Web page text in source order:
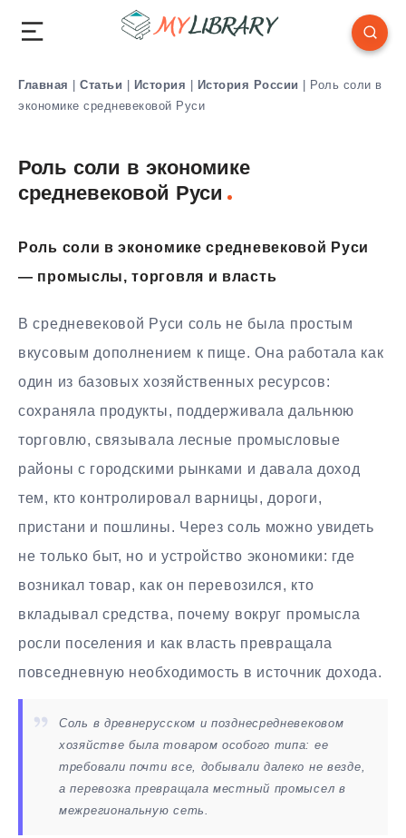
Главная | Статьи | История | История России | Роль соли в
экономике средневековой Руси
Роль соли в экономике
средневековой Руси
Роль соли в экономике средневековой Руси
— промыслы, торговля и власть
В средневековой Руси соль не была простым
вкусовым дополнением к пище. Она работала как
один из базовых хозяйственных ресурсов:
сохраняла продукты, поддерживала дальнюю
торговлю, связывала лесные промысловые
районы с городскими рынками и давала доход
тем, кто контролировал варницы, дороги,
пристани и пошлины. Через соль можно увидеть
не только быт, но и устройство экономики: где
возникал товар, как он перевозился, кто
вкладывал средства, почему вокруг промысла
росли поселения и как власть превращала
повседневную необходимость в источник дохода.
Соль в древнерусском и позднесредневековом
хозяйстве была товаром особого типа: ее
требовали почти все, добывали далеко не везде,
а перевозка превращала местный промысел в
межрегиональную сеть.